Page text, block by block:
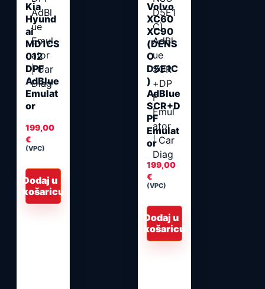
Kia
Hyund
ai
MD1CS
012
DPF
AdBlue
Emulat
or
199,00
€
(VPC)
Dodaj u
košaricu
Volvo
XC60
XC90
(DENS
O
D5E1C
)
AdBlue
SCR+D
PF
Emulat
or
199,00
€
(VPC)
Dodaj u
košaricu